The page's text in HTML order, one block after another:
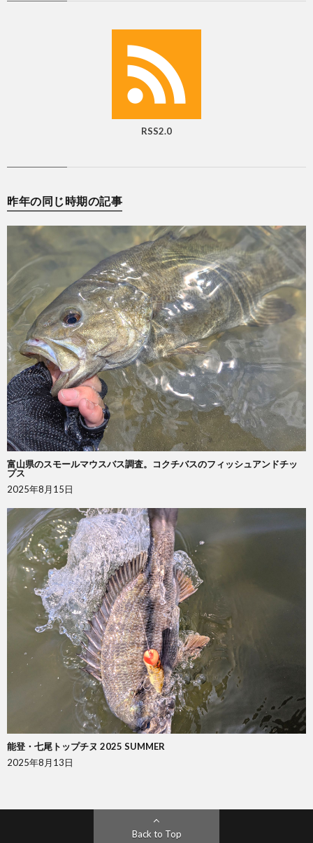
RSS2.0
昨年の同じ時期の記事
富山県のスモールマウスバス調査。コクチバスのフィッシュアンドチッ
プス
2025年8月15日
能登・七尾トップチヌ 2025 SUMMER
2025年8月13日
Back to Top